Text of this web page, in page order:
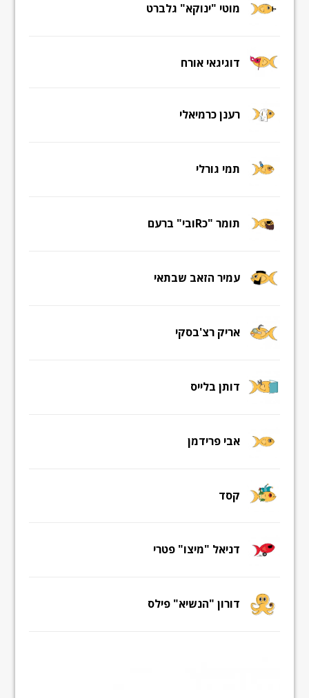
מוטי "ינוקא" גלברט
דוגיגאי אורח
רענן כרמיאלי
תמי גורלי
תומר "כRובי" ברעם
עמיר הזאב שבתאי
אריק רצ'בסקי
דותן בלייס
אבי פרידמן
קסד
דניאל "מיצו" פטרי
דורון "הנשיא" פילס